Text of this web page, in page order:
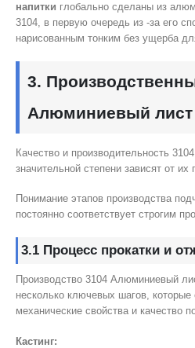
напитки глобально сделаны из
3104, в первую очередь из -за его
нарисованным тонким без ущерба
3.
Алюминиевый лист
Качество и производительность
значительной степени зависят от их
Понимание этапов производства
постоянно соответствует строгим
3.1 Процесс прокатки и
Производство 3104 Алюминиевый
несколько ключевых шагов,
механические свойства и качество
Кастинг: